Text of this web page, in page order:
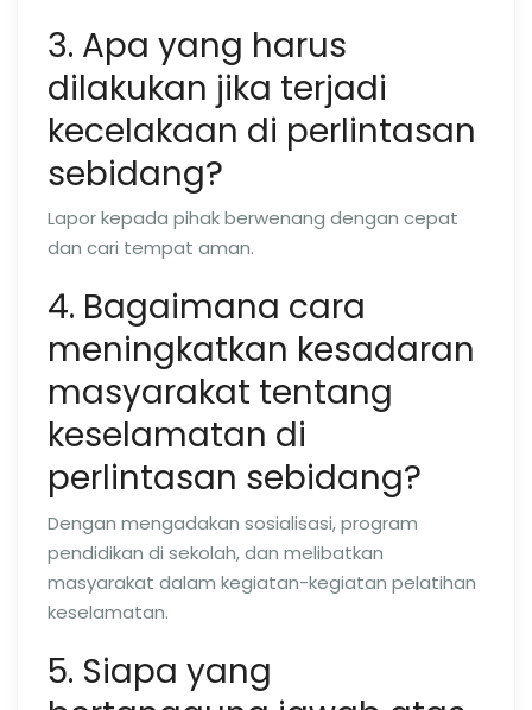
3. Apa yang harus
dilakukan jika terjadi
kecelakaan di perlintasan
sebidang?
Lapor kepada pihak berwenang dengan cepat
dan cari tempat aman.
4. Bagaimana cara
meningkatkan kesadaran
masyarakat tentang
keselamatan di
perlintasan sebidang?
Dengan mengadakan sosialisasi, program
pendidikan di sekolah, dan melibatkan
masyarakat dalam kegiatan-kegiatan pelatihan
keselamatan.
5. Siapa yang